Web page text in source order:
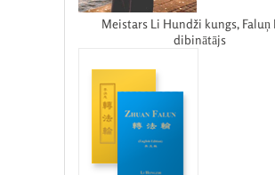
Meistars Li Hundži kungs, Faluņ
dibinātājs